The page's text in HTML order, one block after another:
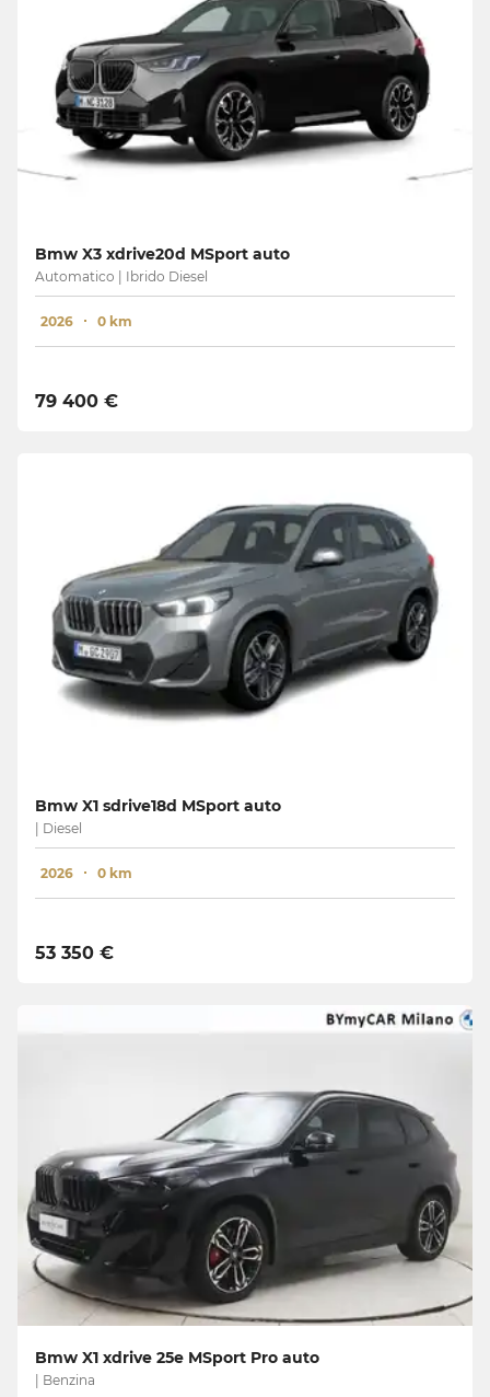
Bmw X3 xdrive20d MSport auto
Automatico | Ibrido Diesel
2026 0 km
79 400 €
Bmw X1 sdrive18d MSport auto
| Diesel
2026 0 km
53 350 €
Bmw X1 xdrive 25e MSport Pro auto
| Benzina